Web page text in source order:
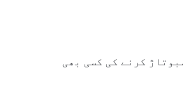
کرنے کی کسی بھی